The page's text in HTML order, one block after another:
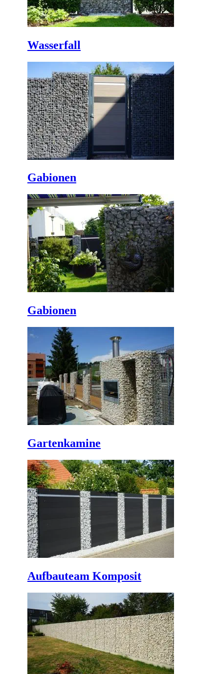
Wasserfall
Gabionen
Gabionen
Gartenkamine
Aufbauteam Komposit